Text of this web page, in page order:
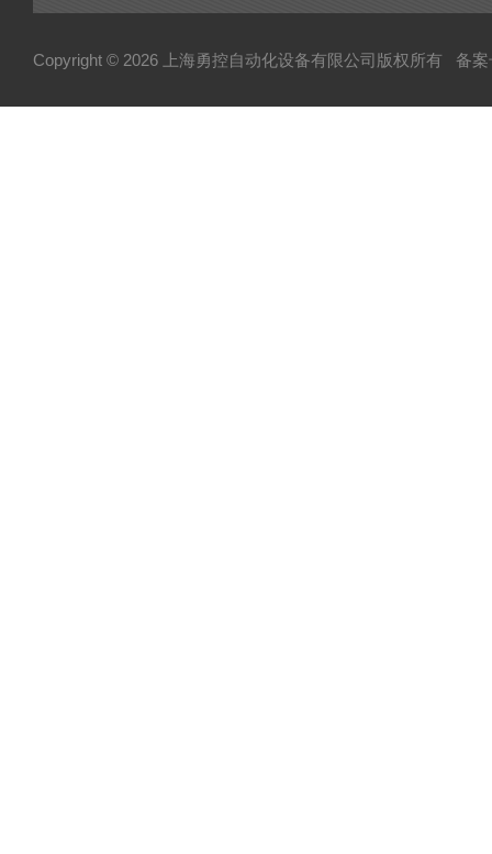
Copyright © 2026 上海勇控自动化设备有限公司版权所有 备案